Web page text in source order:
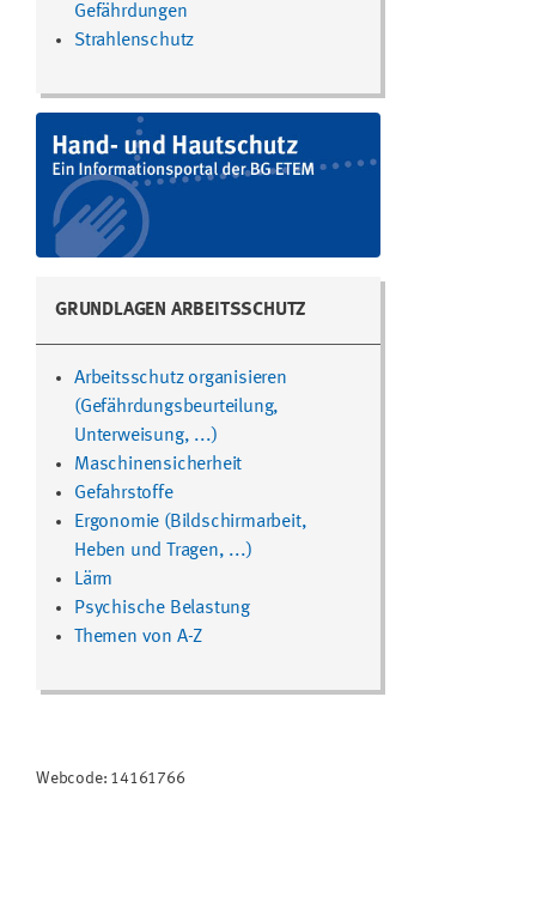
Gefährdungen
Strahlenschutz
GRUNDLAGEN ARBEITSSCHUTZ
Arbeitsschutz organisieren
(Gefährdungsbeurteilung,
Unterweisung, ...)
Maschinensicherheit
Gefahrstoffe
Ergonomie (Bildschirmarbeit,
Heben und Tragen, ...)
Lärm
Psychische Belastung
Themen von A-Z
Webcode: 14161766